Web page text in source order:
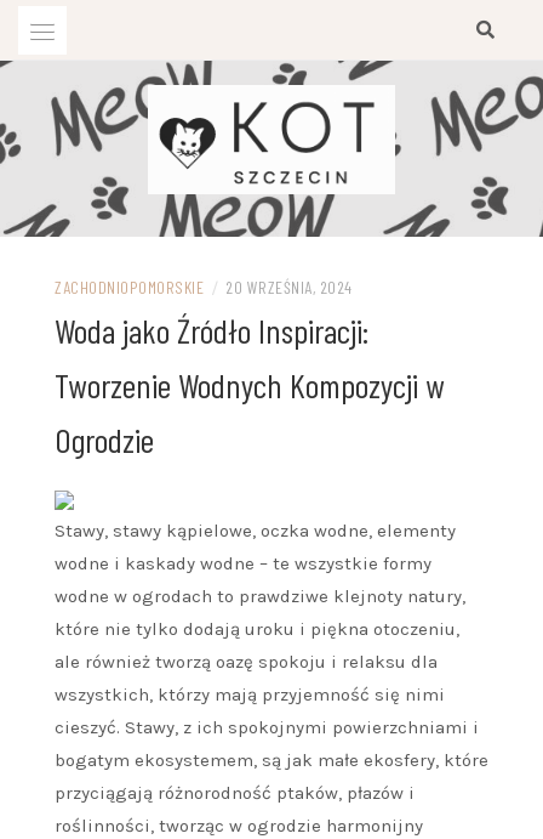
treści
ZACHODNIOPOMORSKIE / 20 WRZEŚNIA, 2024
Woda jako Źródło Inspiracji:
Tworzenie Wodnych Kompozycji w
Ogrodzie
Stawy, stawy kąpielowe, oczka wodne, elementy
wodne i kaskady wodne – te wszystkie formy
wodne w ogrodach to prawdziwe klejnoty natury,
które nie tylko dodają uroku i piękna otoczeniu,
ale również tworzą oazę spokoju i relaksu dla
wszystkich, którzy mają przyjemność się nimi
cieszyć. Stawy, z ich spokojnymi powierzchniami i
bogatym ekosystemem, są jak małe ekosfery, które
przyciągają różnorodność ptaków, płazów i
roślinności, tworząc w ogrodzie harmonijny